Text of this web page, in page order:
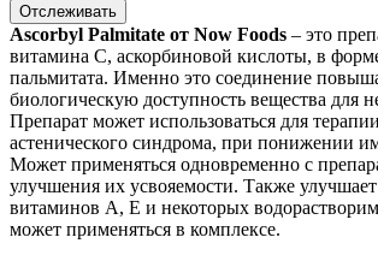
Отслеживать
Ascorbyl Palmitate от Now Foods – это
витамина С, аскорбиновой кислоты, в
пальмитата. Именно это соединение
биологическую доступность вещества для
Препарат может использоваться для
астенического синдрома, при понижении
Может применяться одновременно с
улучшения их усвояемости. Также улучшает
витаминов А, Е и некоторых
может применяться в комплексе.